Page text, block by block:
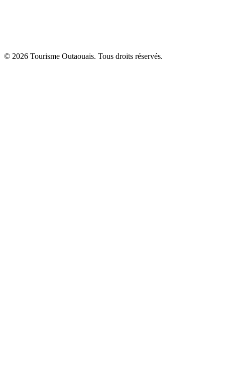
© 2026 Tourisme Outaouais. Tous droits réservés.